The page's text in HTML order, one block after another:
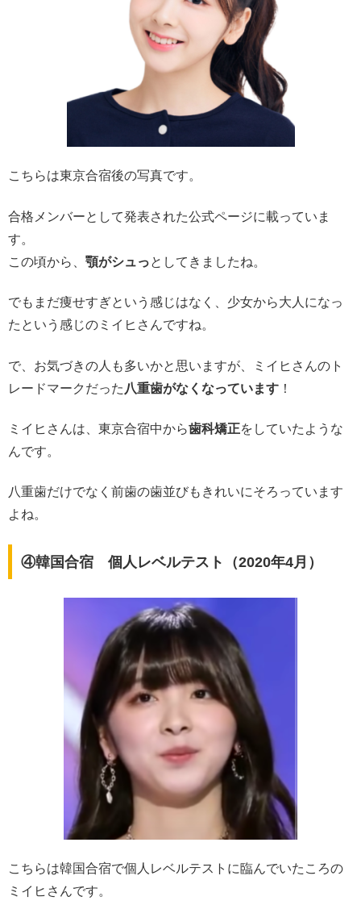
こちらは東京合宿後の写真です。
合格メンバーとして発表された公式ページに載っていま
す。
この頃から、 顎がシュっとしてきましたね。
でもまだ痩せすぎという感じはなく、少女から大人になっ
たという感じのミイヒさんですね。
で、お気づきの人も多いかと思いますが、ミイヒさんのト
レードマークだった 八重歯がなくなっています ！
ミイヒさんは、東京合宿中から歯科矯正をしていたような
んです。
八重歯だけでなく前歯の歯並びもきれいにそろっています
よね。
④韓国合宿 個人レベルテスト（2020年4月）
こちらは韓国合宿で個人レベルテストに臨んでいたころの
ミイヒさんです。